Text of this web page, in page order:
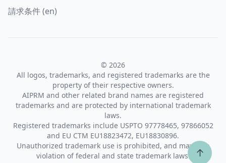
請求条件 (en)
© 2026
All logos, trademarks, and registered trademarks are the
property of their respective owners.
AIPRM and other related brand names are registered
trademarks and are protected by international trademark
laws.
Registered trademarks include USPTO 97778465, 97866052
and EU CTM EU18823472, EU18830896.
Unauthorized trademark use is prohibited, and may be a
violation of federal and state trademark laws.
↑